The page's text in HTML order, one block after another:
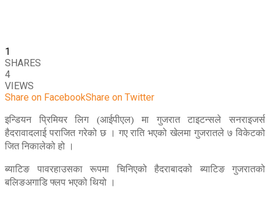
1
SHARES
4
VIEWS
Share on FacebookShare on Twitter
इन्डियन प्रिमियर लिग (आईपीएल) मा गुजरात टाइटन्सले सनराइजर्स
हैदरावादलाई पराजित गरेको छ । गए राति भएको खेलमा गुजरातले ७ विकेटको
जित निकालेको हो ।
ब्याटिङ पावरहाउसका रूपमा चिनिएको हैदराबादको ब्याटिङ गुजरातको
बलिङअगाडि फ्लप भएको थियो ।